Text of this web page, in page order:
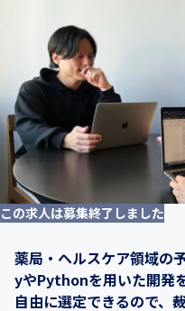
この求人は募集終了しました
薬局・ヘルスケア領域の
yやPythonを用いた開発
自由に選定できるので、